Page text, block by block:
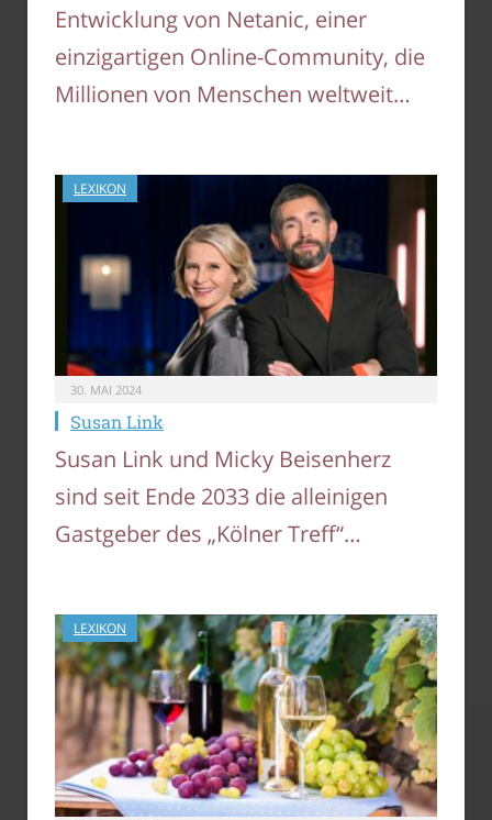
Entwicklung von Netanic, einer
einzigartigen Online-Community, die
Millionen von Menschen weltweit…
LEXIKON
30. MAI 2024
Susan Link
Susan Link und Micky Beisenherz
sind seit Ende 2033 die alleinigen
Gastgeber des „Kölner Treff“…
LEXIKON